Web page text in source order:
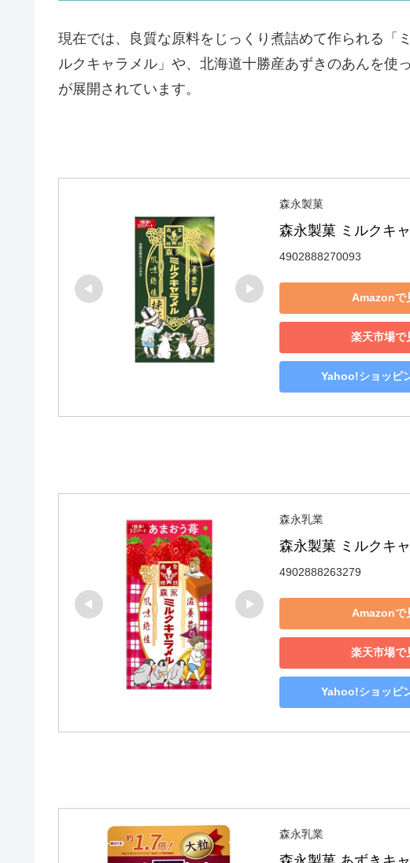
現在では、良質な原料をじっくり煮詰めて作られる「
ルクキャラメル」や、北海道十勝産あずきのあんを使
が展開されています。
森永製菓
森永製菓 ミルクキ
4902888270093
Amazonで
楽天市場で
Yahoo!ショッピ
森永乳業
森永製菓 ミルクキ
4902888263279
Amazonで
楽天市場で
Yahoo!ショッピ
森永乳業